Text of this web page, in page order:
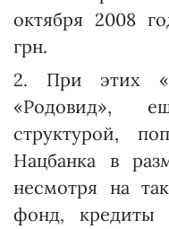
октября 2008
грн.
2. При этих
«Родовид»,
структурой,
Нацбанка в
несмотря на
фонд, кредиты